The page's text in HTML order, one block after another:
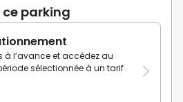
parking
à l’avance et accédez au
sélectionnée à un tarif